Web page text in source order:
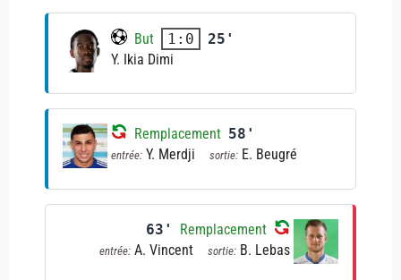
But 1:0
25'
Y. Ikia Dimi
Remplacement 58'
entrée: Y. Merdji sortie: E. Beugré
63' Remplacement
entrée: A. Vincent sortie: B. Lebas